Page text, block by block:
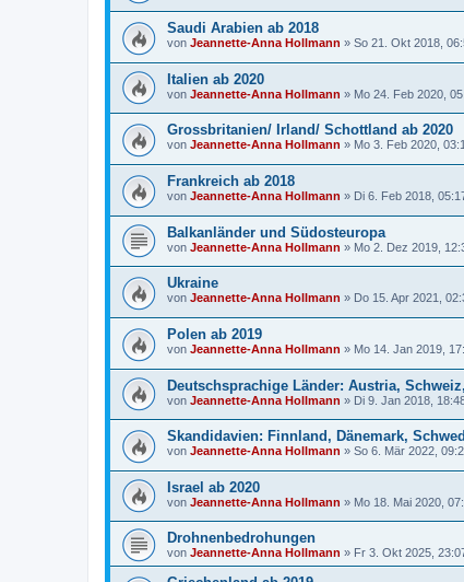
Saudi Arabien ab 2018
von Jeannette-Anna Hollmann » So 21. Okt 2018,
Italien ab 2020
von Jeannette-Anna Hollmann » Mo 24. Feb 2020,
Grossbritanien/ Irland/ Schottland ab 2020
von Jeannette-Anna Hollmann » Mo 3. Feb 2020,
Frankreich ab 2018
von Jeannette-Anna Hollmann » Di 6. Feb 2018,
Balkanländer und Südosteuropa
von Jeannette-Anna Hollmann » Mo 2. Dez 2019,
Ukraine
von Jeannette-Anna Hollmann » Do 15. Apr 2021,
Polen ab 2019
von Jeannette-Anna Hollmann » Mo 14. Jan 2019,
Deutschsprachige Länder: Austria,
von Jeannette-Anna Hollmann » Di 9. Jan 2018,
Skandidavien: Finnland, Dänemark,
von Jeannette-Anna Hollmann » So 6. Mär 2022,
Israel ab 2020
von Jeannette-Anna Hollmann » Mo 18. Mai 2020,
Drohnenbedrohungen
von Jeannette-Anna Hollmann » Fr 3. Okt 2025,